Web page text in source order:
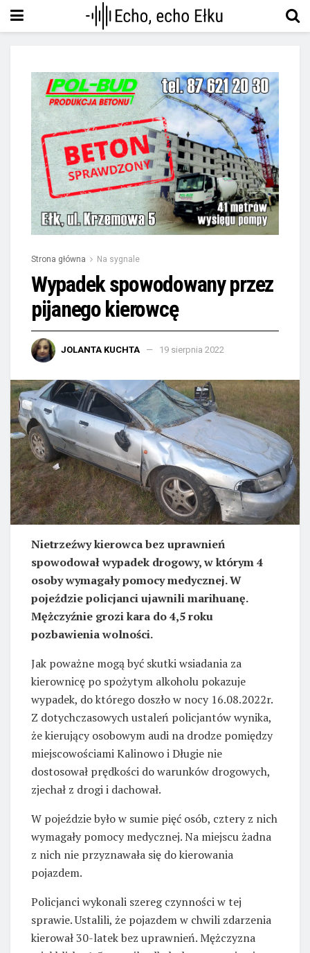
Strona główna Na sygnale
Wypadek spowodowany przez
pijanego kierowcę
JOLANTA KUCHTA 19 sierpnia 2022
Nietrzeźwy kierowca bez uprawnień
spowodował wypadek drogowy, w którym 4
osoby wymagały pomocy medycznej. W
pojeździe policjanci ujawnili marihuanę.
Mężczyźnie grozi kara do 4,5 roku
pozbawienia wolności.
Jak poważne mogą być skutki wsiadania za
kierownicę po spożytym alkoholu pokazuje
wypadek, do którego doszło w nocy 16.08.2022r.
Z dotychczasowych ustaleń policjantów wynika,
że kierujący osobowym audi na drodze pomiędzy
miejscowościami Kalinowo i Długie nie
dostosował prędkości do warunków drogowych,
zjechał z drogi i dachował.
W pojeździe było w sumie pięć osób, cztery z nich
wymagały pomocy medycznej. Na miejscu żadna
z nich nie przyznawała się do kierowania
pojazdem.
Policjanci wykonali szereg czynności w tej
sprawie. Ustalili, że pojazdem w chwili zdarzenia
kierował 30-latek bez uprawnień. Mężczyzna